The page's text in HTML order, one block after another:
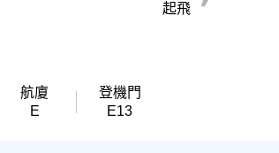
航廈
E
登機門
E13
起飛